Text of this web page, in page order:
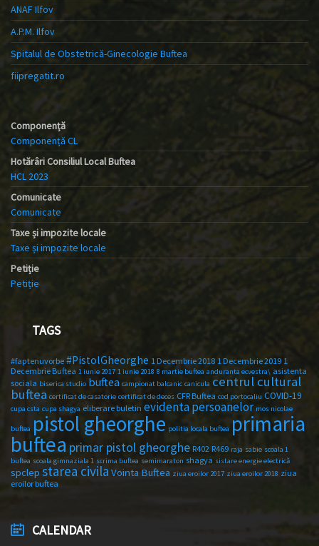
ANAF Ilfov
A.P.M. Ilfov
Spitalul de Obstetrică-Ginecologie Buftea
fiipregatit.ro
Componență
Componență CL
Hotărâri Consiliul Local Buftea
HCL 2023
Comunicate
Comunicate
Taxe și impozite locale
Taxe și impozite locale
Petiție
Petiție
TAGS
#faptenuvorbe #PistolGheorghe 1 Decembrie 2018 1 Decembrie 2019 1
Decembrie Buftea 1 iunie 2017 1 iunie 2018 8 martie buftea anduranta ecvestra\ asistenta
sociala biserica studio buftea campionat balcanic canicula centrul cultural
buftea certificat de casatorie certificat de deces CFR Buftea cod portocaliu COVID-19
cupa csta cupa shagya eliberare buletin evidenta persoanelor mos nicolae
buftea pistol gheorghe politia locala buftea primaria
buftea primar pistol gheorghe R402 R469 raja sabie scoala 1
buftea scoala gimnaziala 1 scrima buftea semimaraton shagya sistare energie electrică
spclep starea civila Vointa Buftea ziua eroilor 2017 ziua eroilor 2018 ziua
eroilor buftea
CALENDAR